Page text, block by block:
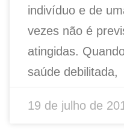
indivíduo e de
vezes não é
atingidas.
saúde debilitada,
19 de julho de